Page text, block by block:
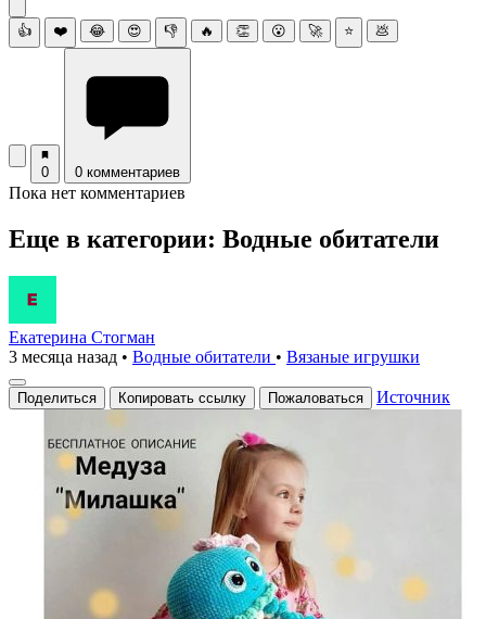
👍 ❤️ 😂 😍 👎 🔥 👏 😮 🚀 ⭐ 💩
0 0 комментариев
Пока нет комментариев
Еще в категории: Водные обитатели
Екатерина Стогман
3 месяца назад • Водные обитатели • Вязаные игрушки
Поделиться Копировать ссылку Пожаловаться Источник